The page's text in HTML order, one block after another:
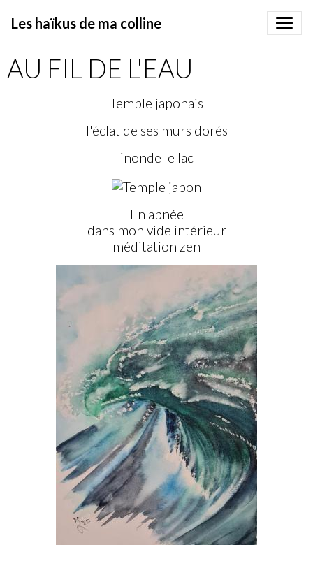
Les haïkus de ma colline
AU FIL DE L'EAU
Temple japonais
l'éclat de ses murs dorés
inonde le lac
En apnée
dans mon vide intérieur
méditation zen